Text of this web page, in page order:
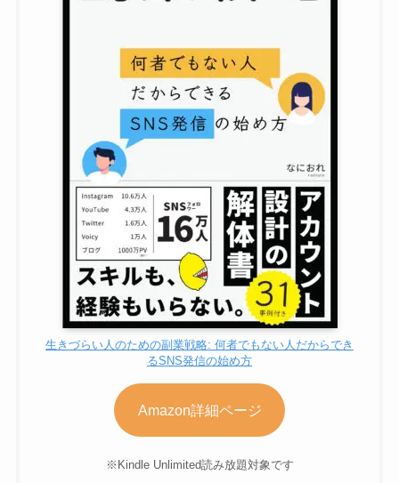
生きづらい人のための副業戦略: 何者でもない人だからでき
るSNS発信の始め方
Amazon詳細ページ
※Kindle Unlimited読み放題対象です